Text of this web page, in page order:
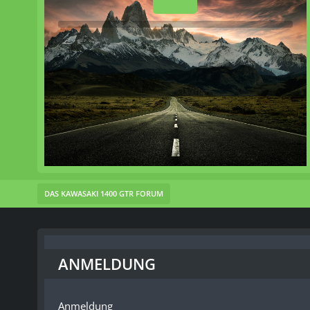
DAS KAWASAKI 1400 GTR FORUM
ANMELDUNG
Anmeldung